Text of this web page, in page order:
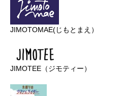
JIMOTOMAE(じもとまえ）
JIMOTEE（ジモティー）